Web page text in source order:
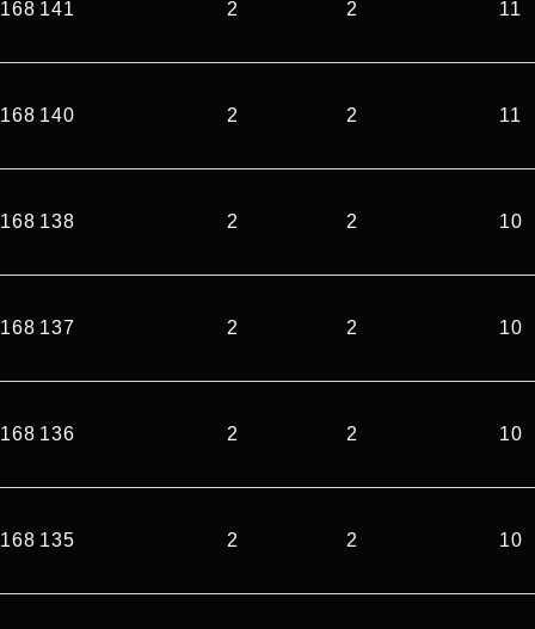
168 141 2 2 11
168 140 2 2 11
168 138 2 2 10
168 137 2 2 10
168 136 2 2 10
168 135 2 2 10